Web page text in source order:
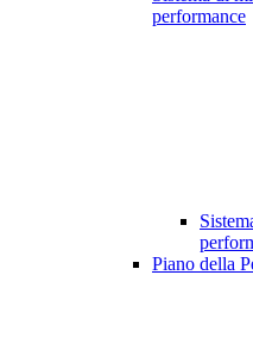
performance
Piano della